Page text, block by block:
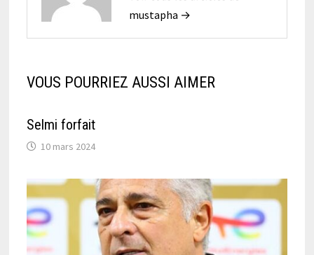
mustapha →
VOUS POURRIEZ AUSSI AIMER
Selmi forfait
10 mars 2024